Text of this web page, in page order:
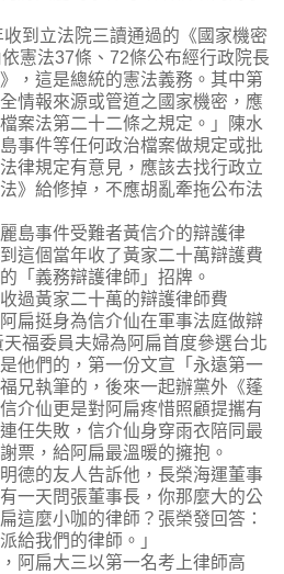
到立法院三讀通過的《國家機密
憲法37條、72條公布經行政院長
，這是總統的憲法義務。其中第
情報來源或管道之國家機密，應
案法第二十二條之規定。」陳水
事件等任何政治檔案做規定或批
律規定有意見，應該去找行政立
》給修掉，不應胡亂牽拖公布法
島事件受難者黃信介的辯護律
這個當年收了黃家二十萬辯護費
「義務辯護律師」招牌。
過黃家二十萬的辯護律師費
扁挺身為信介仙在軍事法庭做辯
福委員夫婦為阿扁首度參選台北
他們的，第一份文宣「永遠第一
兄執筆的，後來一起辦黨外《蓬
介仙更是對阿扁疼惜照顧提攜有
任失敗，信介仙身穿雨衣陪同最
票，給阿扁最溫暖的擁抱。
德的友人告訴他，長榮海運董事
一天問張董事長，你那麼大的公
這麼小咖的律師？張榮發回答：
給我們的律師。」
阿扁大三以第一名考上律師高